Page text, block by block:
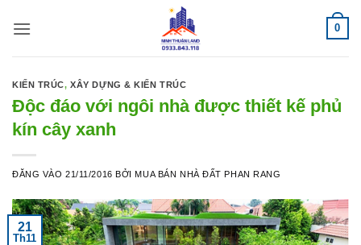
qua
0
KIẾN TRÚC,XÂY DỰNG & KIẾN TRÚC
Độc đáo với ngôi nhà được thiết kế phủ
kín cây xanh
ĐĂNG VÀO21/11/2016 BỞI MUA BÁN NHÀ ĐẤT PHAN RANG
21
Th11